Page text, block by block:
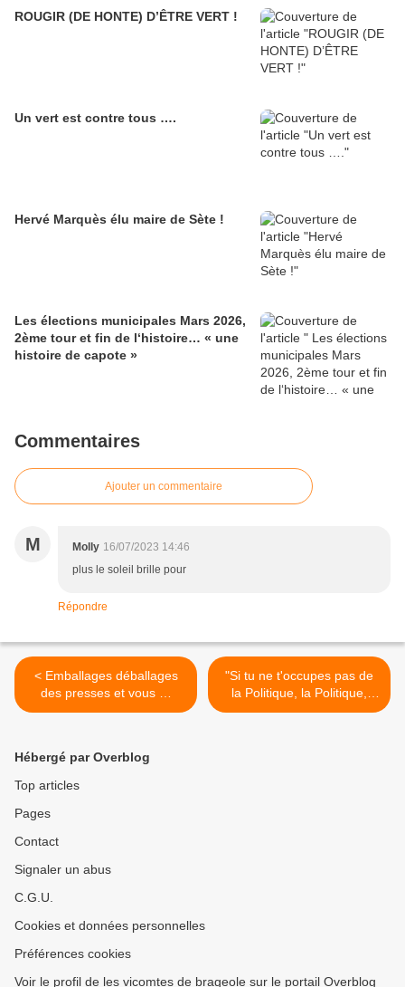
ROUGIR (DE HONTE) D’ÊTRE VERT !
Un vert est contre tous ….
Hervé Marquès élu maire de Sète !
Les élections municipales Mars 2026,
2ème tour et fin de l‘histoire… « une
histoire de capote »
Commentaires
Ajouter un commentaire
M Molly 16/07/2023 14:46
plus le soleil brille pour
Répondre
< Emballages déballages
des presses et vous …
"Si tu ne t'occupes pas de
la Politique, la Politique,
elle, s'occupera de toi !" >
Hébergé par Overblog
Top articles
Pages
Contact
Signaler un abus
C.G.U.
Cookies et données personnelles
Préférences cookies
Voir le profil de les vicomtes de brageole sur le portail Overblog